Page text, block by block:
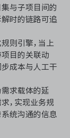
与子项目间的
时的链路可追
则引擎，当上
目的关联动
成本与人工干
需求载体的延
，实现业务规
统沟通的信息